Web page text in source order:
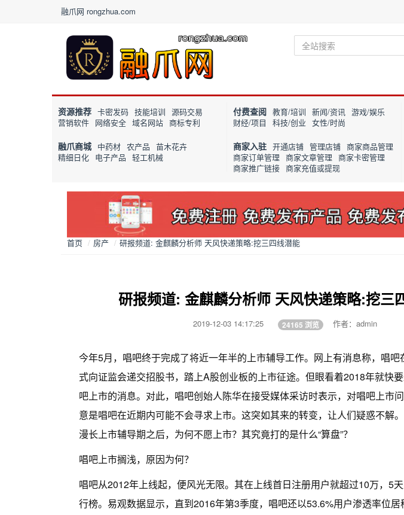
融爪网 rongzhua.com
资源推荐 卡密发码 技能培训 源码交易
营销软件 网络安全 域名网站 商标专利
付费查阅 教育/培训 新闻/资讯 游戏/娱乐
财经/项目
科技/创业 女性/时尚
融爪商城 中药材 农产品 苗木花卉
精细日化 电子产品 轻工机械
商家入驻 开通店铺 管理店铺 商家商品管理
商家订单管理 商家文章管理 商家卡密管理
商家推广链接 商家充值或提现
首页 / 房产 / 研报频道: 金麒麟分析师 天风快递策略:挖三四线潜能
研报频道: 金麒麟分析师 天风快递策略:挖三
2019-12-03 14:17:25 24165 浏览 作者：admin
今年5月，唱吧终于完成了将近一年半的上市辅导工作。网上有消息称，唱吧
式向证监会递交招股书，踏上A股创业板的上市征途。但眼看着2018年就快
吧上市的消息。对此，唱吧创始人陈华在接受媒体采访时表示，对唱吧上市
意是唱吧在近期内可能不会寻求上市。这突如其来的转变，让人们疑惑不解
漫长上市辅导期之后，为何不愿上市？其究竟打的是什么“算盘”？
唱吧上市搁浅，原因为何？
唱吧从2012年上线起，便风光无限。其在上线首日注册用户就超过10万，5
行榜。易观数据显示，直到2016年第3季度，唱吧还以53.6%用户渗透率位